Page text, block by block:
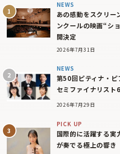
NEWS
あの感動をスクリー
ンクールの映画“シ
開決定
2026年7月31日
NEWS
第50回ピティナ・ピ
セミファイナリスト
2026年7月29日
PICK UP
国際的に活躍する実
が奏でる極上の響き